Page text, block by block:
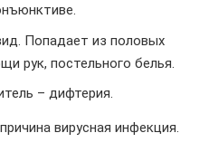
Попадает из половых
рук, постельного белья.
– дифтерия.
вирусная инфекция.